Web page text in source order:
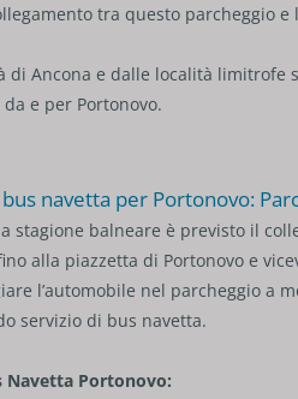
tra questo parcheggio
di Ancona e dalle località limitrofe
e per Portonovo.
navetta per Portonovo:
stagione balneare è previsto il
alla piazzetta di Portonovo e
l’automobile nel parcheggio a
servizio di bus navetta.
Navetta Portonovo: